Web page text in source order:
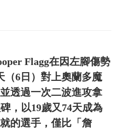
Flagg在因左腳傷勢
（6日）對上奧蘭多魔
透過一次二波進攻拿
，以19歲又74天成為
的選手，僅比「詹